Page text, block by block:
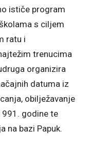
ističe program
s ciljem
ratu i
trenucima
organizira
datuma iz
obilježavanje
godine te
na bazi Papuk.